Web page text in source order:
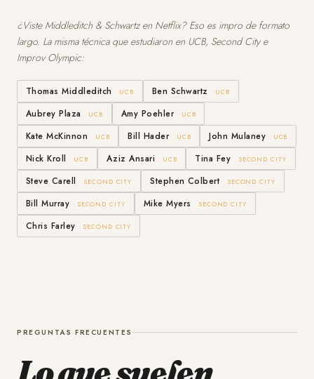
¿Viste Middleditch & Schwartz en Netflix? Eso es impro de formato
largo. La misma técnica que estudiaron en UCB, Second City e
Improv Olympic:
Thomas Middleditch UCB Ben Schwartz UCB
Aubrey Plaza UCB Amy Poehler UCB
Kate McKinnon UCB Bill Hader UCB John Mulaney UCB
Nick Kroll UCB Aziz Ansari UCB Tina Fey SECOND CITY
Steve Carell SECOND CITY Stephen Colbert SECOND CITY
Bill Murray SECOND CITY Mike Myers SECOND CITY
Chris Farley SECOND CITY
PREGUNTAS FRECUENTES